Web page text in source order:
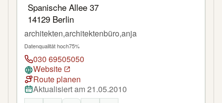
Spanische Allee 37
14129 Berlin
architekten,architektenbüro,anja
Datenqualität hoch75%
030 69505050
Website
Route planen
Aktualisiert am 21.05.2010